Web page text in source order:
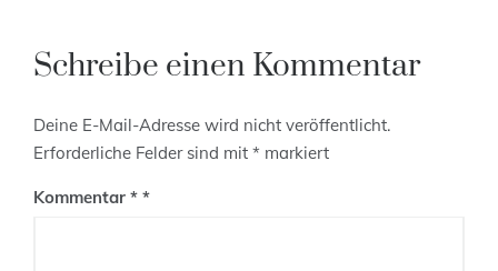
Schreibe einen Kommentar
Deine E-Mail-Adresse wird nicht veröffentlicht.
Erforderliche Felder sind mit * markiert
Kommentar *